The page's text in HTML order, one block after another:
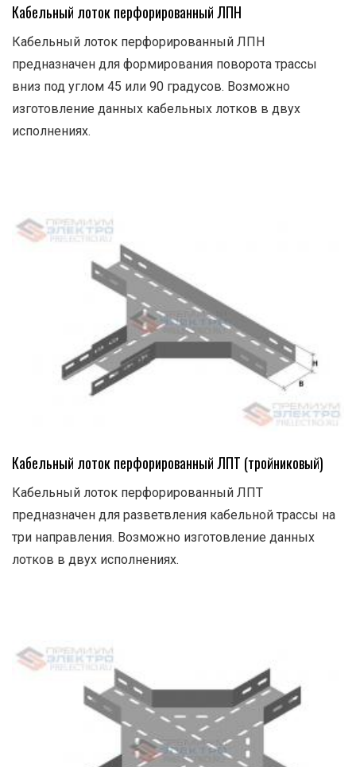
Кабельный лоток перфорированный ЛПН
Кабельный лоток перфорированный ЛПН
предназначен для формирования поворота трассы
вниз под углом 45 или 90 градусов. Возможно
изготовление данных кабельных лотков в двух
исполнениях.
Кабельный лоток перфорированный ЛПТ (тройниковый)
Кабельный лоток перфорированный ЛПТ
предназначен для разветвления кабельной трассы на
три направления. Возможно изготовление данных
лотков в двух исполнениях.